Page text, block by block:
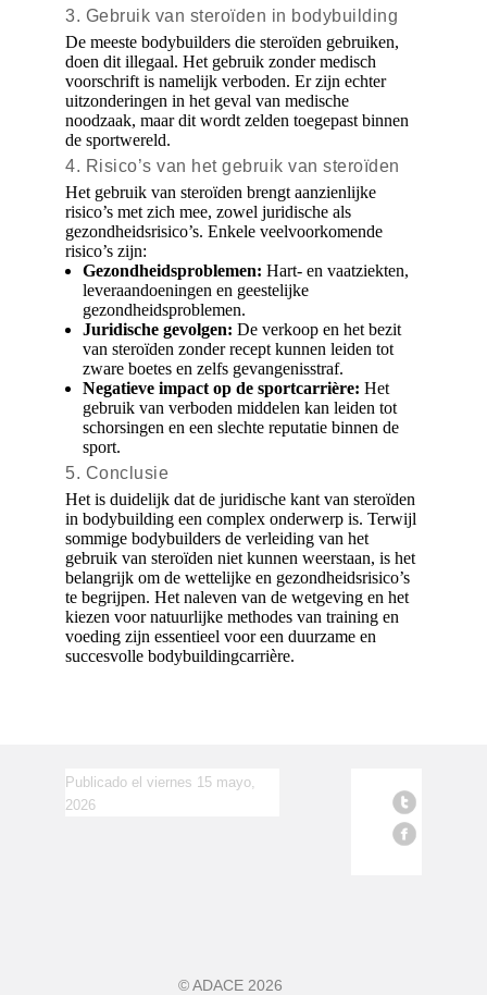
3. Gebruik van steroïden in bodybuilding
De meeste bodybuilders die steroïden gebruiken,
doen dit illegaal. Het gebruik zonder medisch
voorschrift is namelijk verboden. Er zijn echter
uitzonderingen in het geval van medische
noodzaak, maar dit wordt zelden toegepast binnen
de sportwereld.
4. Risico’s van het gebruik van steroïden
Het gebruik van steroïden brengt aanzienlijke
risico’s met zich mee, zowel juridische als
gezondheidsrisico’s. Enkele veelvoorkomende
risico’s zijn:
Gezondheidsproblemen: Hart- en vaatziekten,
leveraandoeningen en geestelijke
gezondheidsproblemen.
Juridische gevolgen: De verkoop en het bezit
van steroïden zonder recept kunnen leiden tot
zware boetes en zelfs gevangenisstraf.
Negatieve impact op de sportcarrière: Het
gebruik van verboden middelen kan leiden tot
schorsingen en een slechte reputatie binnen de
sport.
5. Conclusie
Het is duidelijk dat de juridische kant van steroïden
in bodybuilding een complex onderwerp is. Terwijl
sommige bodybuilders de verleiding van het
gebruik van steroïden niet kunnen weerstaan, is het
belangrijk om de wettelijke en gezondheidsrisico’s
te begrijpen. Het naleven van de wetgeving en het
kiezen voor natuurlijke methodes van training en
voeding zijn essentieel voor een duurzame en
succesvolle bodybuildingcarrière.
Publicado el viernes 15 mayo,
2026
©ADACE2026